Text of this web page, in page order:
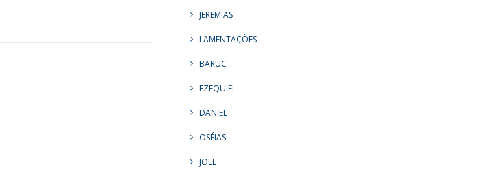
JEREMIAS
LAMENTAÇÕES
BARUC
EZEQUIEL
DANIEL
OSÉIAS
JOEL